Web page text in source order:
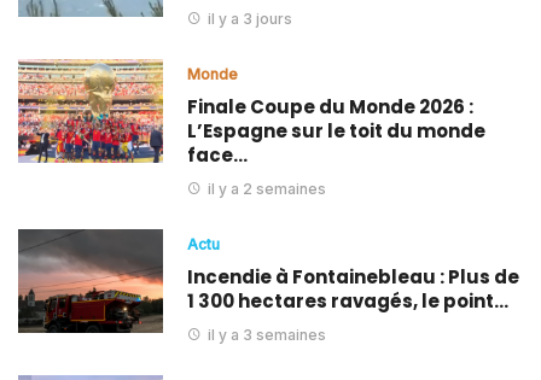
il y a 3 jours
Monde
Finale Coupe du Monde 2026 :
L’Espagne sur le toit du monde
face…
il y a 2 semaines
Actu
Incendie à Fontainebleau : Plus de
1 300 hectares ravagés, le point…
il y a 3 semaines